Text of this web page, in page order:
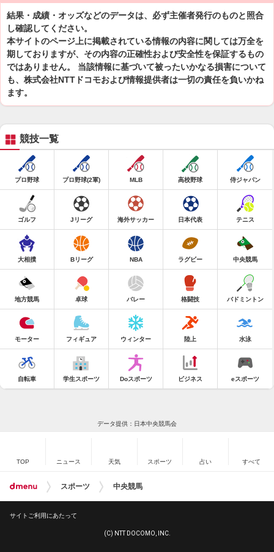
結果・成績・オッズなどのデータは、必ず主催者発行のものと照合
し確認してください。
本サイトのページ上に掲載されている情報の内容に関しては万全を
期しておりますが、その内容の正確性および安全性を保証するもの
ではありません。 当該情報に基づいて被ったいかなる損害について
も、株式会社NTTドコモおよび情報提供者は一切の責任を負いかね
ます。
競技一覧
プロ野球 プロ野球(2軍) MLB 高校野球 侍ジャパン
ゴルフ Jリーグ 海外サッカー 日本代表 テニス
大相撲 Bリーグ NBA ラグビー 中央競馬
地方競馬 卓球 バレー 格闘技 バドミントン
モーター フィギュア ウィンター 陸上 水泳
自転車 学生スポーツ Doスポーツ ビジネス eスポーツ
データ提供：日本中央競馬会
TOP ニュース 天気 スポーツ 占い すべて
スポーツ 中央競馬
サイトご利用にあたって
(C) NTT DOCOMO, INC.